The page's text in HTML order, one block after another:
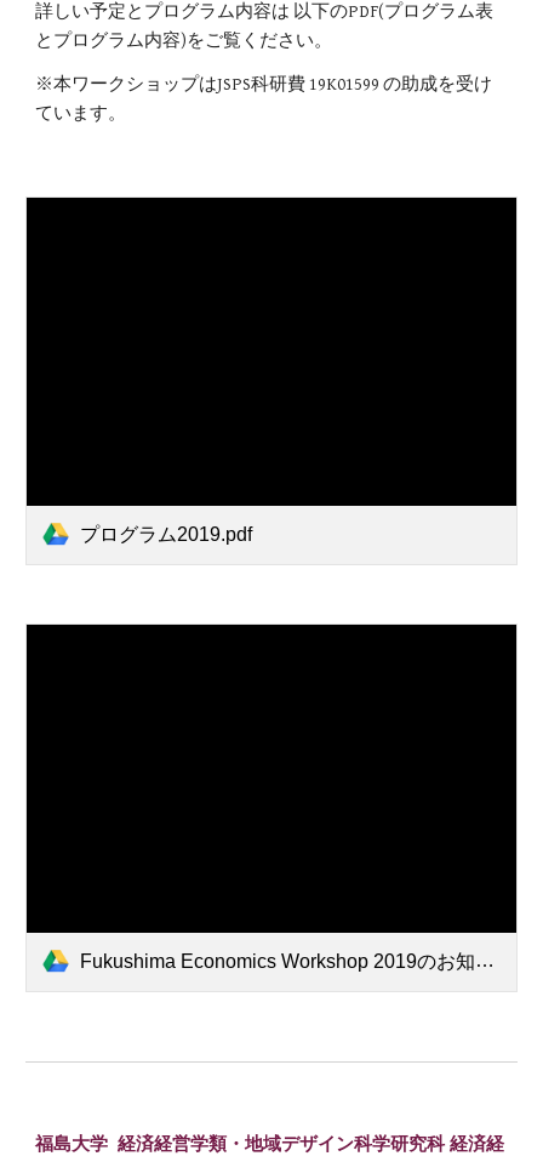
詳しい予定とプログラム内容は 以下のPDF(プログラム表
とプログラム内容)をご覧ください。
※本ワークショップはJSPS科研費 19K01599 の助成を受け
ています。
プログラム2019.pdf
Fukushima Economics Workshop 2019のお知らせ.pdf
福島大学 経済経営学類・地域デザイン科学研究科 経済経